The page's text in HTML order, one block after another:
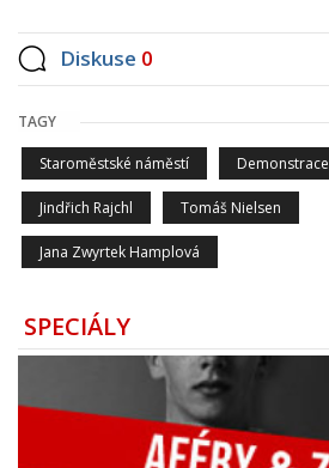
Diskuse 0
TAGY
Staroměstské náměstí Demonstrace
Jindřich Rajchl Tomáš Nielsen
Jana Zwyrtek Hamplová
SPECIÁLY